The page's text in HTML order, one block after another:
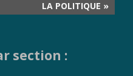
LA POLITIQUE »
section :